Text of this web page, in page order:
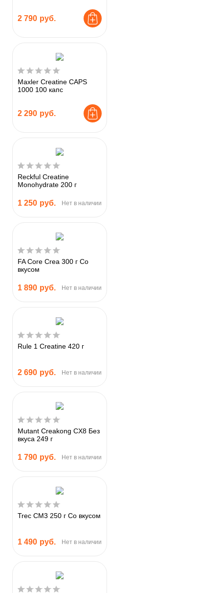
2 790 руб.
Maxler Creatine CAPS
1000 100 капс
2 290 руб.
Reckful Creatine
Monohydrate 200 г
1 250 руб. Нет в наличии
FA Core Crea 300 г Со
вкусом
1 890 руб. Нет в наличии
Rule 1 Creatine 420 г
2 690 руб. Нет в наличии
Mutant Creakong CX8 Без
вкуса 249 г
1 790 руб. Нет в наличии
Trec CM3 250 г Со вкусом
1 490 руб. Нет в наличии